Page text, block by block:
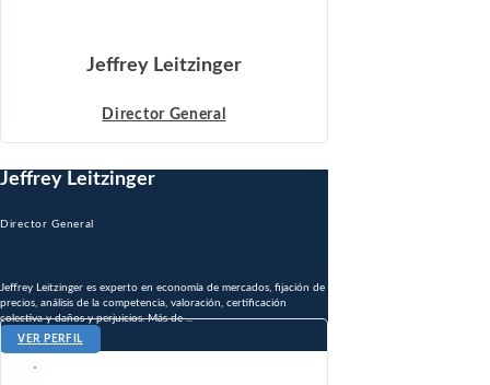
Jeffrey Leitzinger
Director General
Jeffrey Leitzinger
Director General
Jeffrey Leitzinger es experto en economía de mercados, fijación de
precios, análisis de la competencia, valoración, certificación
colectiva y daños y perjuicios. Más de ...
VER PERFIL